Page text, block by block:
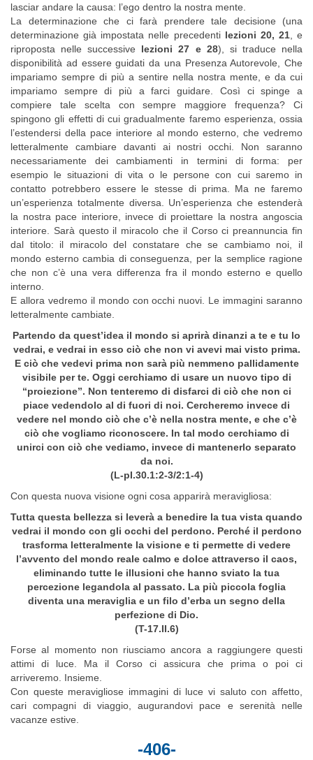
lasciar andare la causa: l’ego dentro la nostra mente.
La determinazione che ci farà prendere tale decisione (una
determinazione già impostata nelle precedentilezioni 20, 21, e
riproposta nelle successive lezioni 27 e 28), si traduce nella
disponibilità ad essere guidati da una Presenza Autorevole, Che
impariamo sempre di più a sentire nella nostra mente, e da cui
impariamo sempre di più a farci guidare. Così ci spinge a
compiere tale scelta con sempre maggiore frequenza? Ci
spingono gli effetti di cui gradualmente faremo esperienza, ossia
l’estendersi della pace interiore al mondo esterno, che vedremo
letteralmente cambiare davanti ai nostri occhi. Non saranno
necessariamente dei cambiamenti in termini di forma: per
esempio le situazioni di vita o le persone con cui saremo in
contatto potrebbero essere le stesse di prima. Ma ne faremo
un’esperienza totalmente diversa. Un’esperienza che estenderà
la nostra pace interiore, invece di proiettare la nostra angoscia
interiore. Sarà questo il miracolo che il Corso ci preannuncia fin
dal titolo: il miracolo del constatare che se cambiamo noi, il
mondo esterno cambia di conseguenza, per la semplice ragione
che non c’è una vera differenza fra il mondo esterno e quello
interno.
E allora vedremo il mondo con occhi nuovi. Le immagini saranno
letteralmente cambiate.
Partendo da quest’idea il mondo si aprirà dinanzi a te e tu lo
vedrai, e vedrai in esso ciò che non vi avevi mai visto prima.
E ciò che vedevi prima non sarà più nemmeno pallidamente
visibile per te. Oggi cerchiamo di usare un nuovo tipo di
“proiezione”. Non tenteremo di disfarci di ciò che non ci
piace vedendolo al di fuori di noi. Cercheremo invece di
vedere nel mondo ciò che c’è nella nostra mente, e che c’è
ciò che vogliamo riconoscere. In tal modo cerchiamo di
unirci con ciò che vediamo, invece di mantenerlo separato
da noi.
(L-pI.30.1:2-3/2:1-4)
Con questa nuova visione ogni cosa apparirà meravigliosa:
Tutta questa bellezza si leverà a benedire la tua vista quando
vedrai il mondo con gli occhi del perdono. Perché il perdono
trasforma letteralmente la visione e ti permette di vedere
l’avvento del mondo reale calmo e dolce attraverso il caos,
eliminando tutte le illusioni che hanno sviato la tua
percezione legandola al passato. La più piccola foglia
diventa una meraviglia e un filo d’erba un segno della
perfezione di Dio.
(T-17.II.6)
Forse al momento non riusciamo ancora a raggiungere questi
attimi di luce. Ma il Corso ci assicura che prima o poi ci
arriveremo. Insieme.
Con queste meravigliose immagini di luce vi saluto con affetto,
cari compagni di viaggio, augurandovi pace e serenità nelle
vacanze estive.
-406-